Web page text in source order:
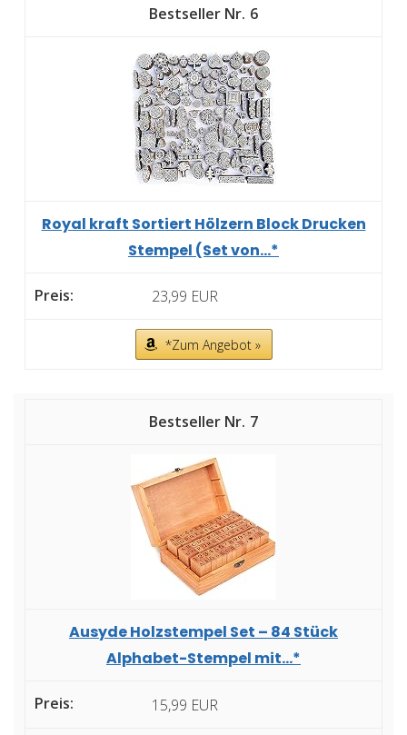
6
Royal kraft Sortiert Hölzern Block Drucken
Stempel (Set von...*
23,99 EUR
*Zum Angebot »
7
Ausyde Holzstempel Set – 84 Stück
Alphabet-Stempel mit...*
15,99 EUR